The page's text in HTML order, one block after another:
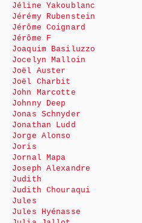
Jéline Yakoublanc
Jérémy Rubenstein
Jérôme Coignard
Jérôme F
Joaquim Basiluzzo
Jocelyn Malloin
Joël Auster
Joël Charbit
John Marcotte
Johnny Deep
Jonas Schnyder
Jonathan Ludd
Jorge Alonso
Joris
Jornal Mapa
Joseph Alexandre
Judith
Judith Chouraqui
Jules
Jules Hyénasse